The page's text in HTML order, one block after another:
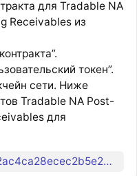
для Tradable NA
Receivables из
токен”.
сети. Ниже
Tradable NA Post-
для
0x3d19625bb8e4b52ac4ca28ecec2b5e243ae2ee81